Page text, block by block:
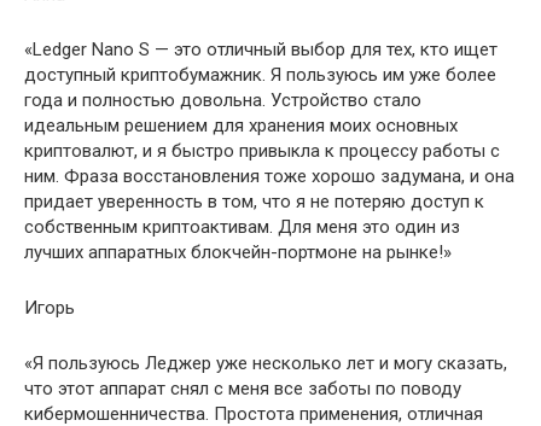
«Ledger Nano S — это отличный выбор для тех, кто ищет
доступный криптобумажник. Я пользуюсь им уже более
года и полностью довольна. Устройство стало
идеальным решением для хранения моих основных
криптовалют, и я быстро привыкла к процессу работы с
ним. Фраза восстановления тоже хорошо задумана, и она
придает уверенность в том, что я не потеряю доступ к
собственным криптоактивам. Для меня это один из
лучших аппаратных блокчейн-портмоне на рынке!»
Игорь
«Я пользуюсь Леджер уже несколько лет и могу сказать,
что этот аппарат снял с меня все заботы по поводу
кибермошенничества. Простота применения, отличная